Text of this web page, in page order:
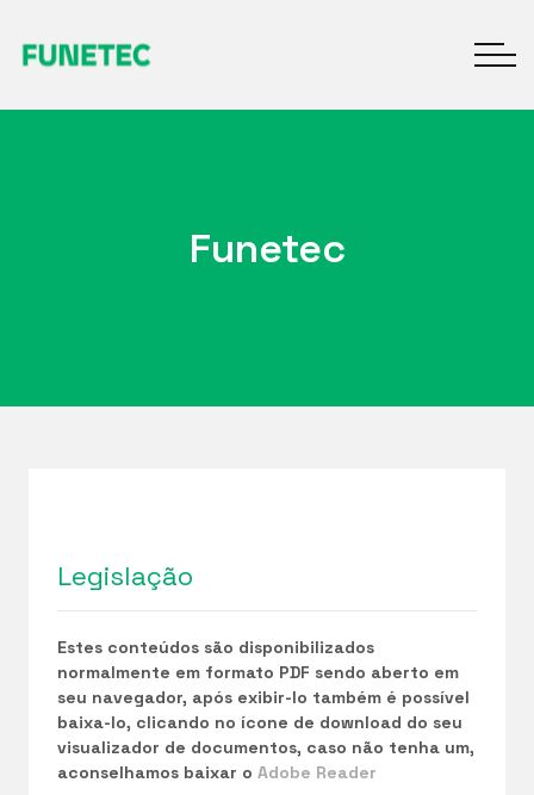
Funetec
Legislação
Estes conteúdos são disponibilizados
normalmente em formato PDF sendo aberto em
seu navegador, após exibir-lo também é possível
baixa-lo, clicando no ícone de download do seu
visualizador de documentos, caso não tenha um,
aconselhamos baixar o Adobe Reader